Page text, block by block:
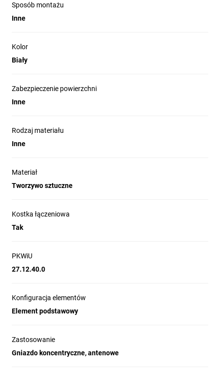
Sposób montażu
Inne
Kolor
Biały
Zabezpieczenie powierzchni
Inne
Rodzaj materiału
Inne
Materiał
Tworzywo sztuczne
Kostka łączeniowa
Tak
PKWiU
27.12.40.0
Konfiguracja elementów
Element podstawowy
Zastosowanie
Gniazdo koncentryczne, antenowe